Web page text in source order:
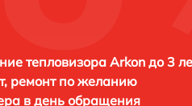
тепловизора Arkon до 3
ремонт по желанию
в день обращения